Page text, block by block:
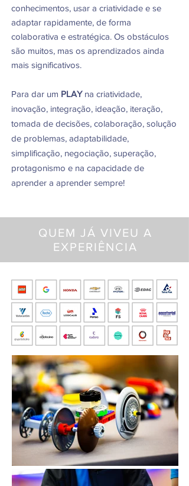
conhecimentos, usar a criatividade e se
adaptar rapidamente, de forma
colaborativa e estratégica. Os obstáculos
são muitos, mas os aprendizados ainda
mais significativos.
Para dar um PLAYna criatividade,
inovação, integração, ideação, iteração,
tomada de decisões, colaboração, solução
de problemas, adaptabilidade,
simplificação, negociação, superação,
protagonismo e na capacidade de
aprender a aprender sempre!
QUEM JÁ VIVEU A
EXPERIÊNCIA